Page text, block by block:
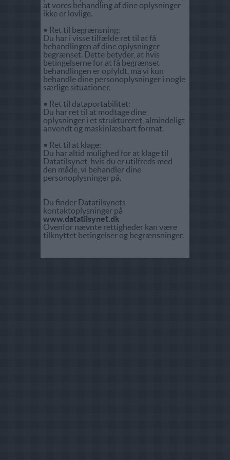
at vores behandling af dine oplysninger
ikke er lovlige.
• Ret til begrænsning:
Du har i visse tilfælde ret til at få
behandlingen af dine oplysninger
begrænset. Dette betyder, at hvis
betingelserne for at få begrænset
behandlingen er opfyldt, må vi kun
behandle dine personoplysninger i nogle
særlige situationer.
• Ret til dataportabilitet:
Du har ret til at modtage dine
oplysninger i et struktureret, almindeligt
anvendt og maskinlæsbart format.
• Ret til at klage:
Du har altid mulighed for at klage til
Datatilsynet, hvis du er utilfreds med
den måde, vi behandler dine
personoplysninger på.
Du finder Datatilsynets
kontaktoplysninger på
www.datatilsynet.dk
Ovenfor nævnte rettigheder kan være
tilknyttet betingelser og begrænsninger.